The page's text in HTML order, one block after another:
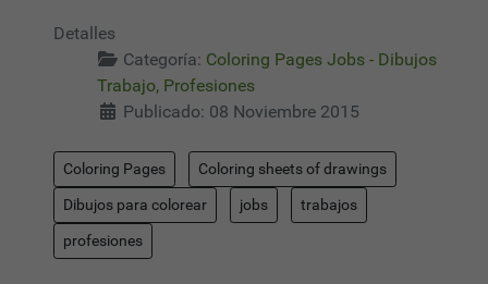
Detalles
Categoría: Coloring Pages Jobs - Dibujos
Trabajo, Profesiones
Publicado: 08 Noviembre 2015
Coloring Pages Coloring sheets of drawings
Dibujos para colorear jobs trabajos
profesiones